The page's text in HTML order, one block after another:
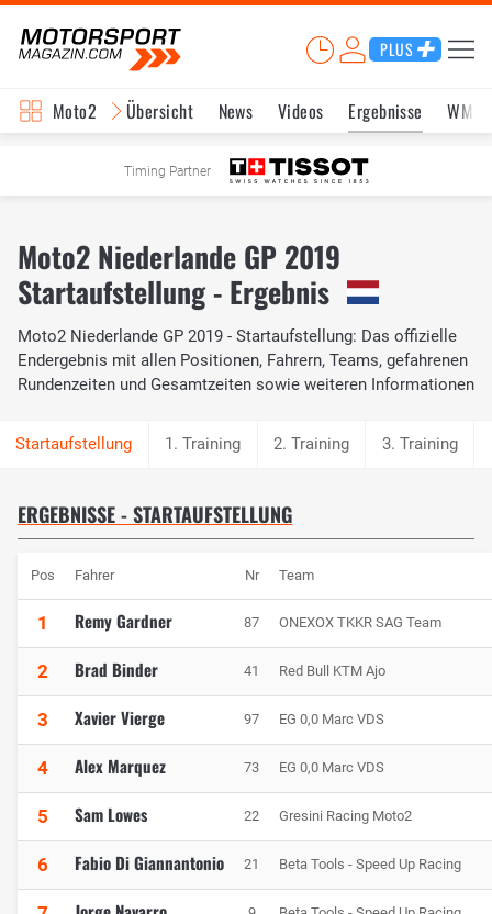
PLUS
Moto2 Übersicht News Videos Ergebnisse WM-
Timing Partner
Moto2 Niederlande GP 2019
Startaufstellung - Ergebnis
Moto2 Niederlande GP 2019 - Startaufstellung: Das offizielle
Endergebnis mit allen Positionen, Fahrern, Teams, gefahrenen
Rundenzeiten und Gesamtzeiten sowie weiteren Informationen
1. Training 2. Training 3. Training
ERGEBNISSE - STARTAUFSTELLUNG
Pos Fahrer Nr Team
1 Remy Gardner 87 ONEXOX TKKR SAG Team
2 Brad Binder 41 Red Bull KTM Ajo
3 Xavier Vierge 97 EG 0,0 Marc VDS
4 Alex Marquez 73 EG 0,0 Marc VDS
5 Sam Lowes 22 Gresini Racing Moto2
6 Fabio Di Giannantonio 21 Beta Tools - Speed Up Racing